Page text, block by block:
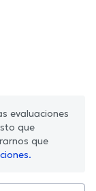
evaluaciones
que
que